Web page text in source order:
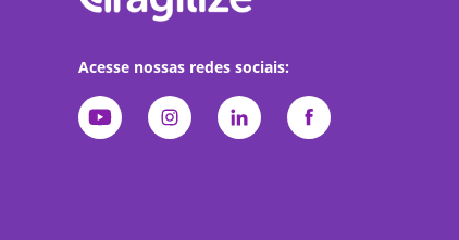
Acesse nossas redes sociais: